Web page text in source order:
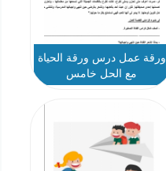
ورقة عمل درس ورقة الحياة
مع الحل خامس